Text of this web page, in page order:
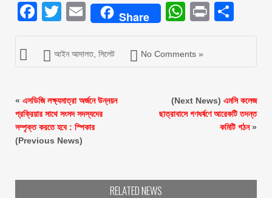
Facebook
Twitter
EmailShare Print
আইন আদালত, সিলেট No Comments »
« এসডিজি লক্ষ্যমাত্রা অর্জনে উন্নয়ন
প্রক্রিয়ার সাথে সংসদ সদস্যদের
সম্পৃক্ত করতে হবে : স্পিকার
(Previous News)
(Next News) এমসি কলেজ
ছাত্রাবাসে গণধর্ষণে আরেকটি তদন্ত
কমিটি গঠন»
RELATED NEWS